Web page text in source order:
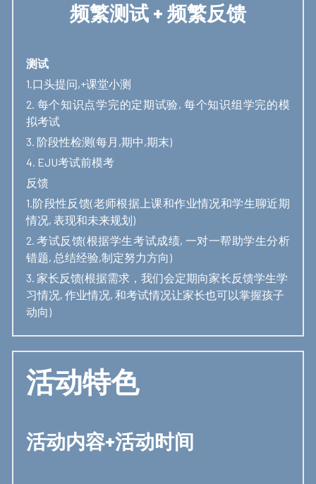
频繁测试 + 频繁反馈
测试
1.口头提问,+课堂小测
2. 每个知识点学完的定期试验, 每个知识组学完的模
拟考试
3. 阶段性检测(每月,期中,期末)
4. EJU考试前模考
反馈
1.阶段性反馈(老师根据上课和作业情况和学生聊近期
情况, 表现和未来规划)
2. 考试反馈(根据学生考试成绩, 一对一帮助学生分析
错题, 总结经验,制定努力方向)
3. 家长反馈(根据需求，我们会定期向家长反馈学生学
习情况, 作业情况, 和考试情况让家长也可以掌握孩子
动向)
活动特色
活动内容+活动时间